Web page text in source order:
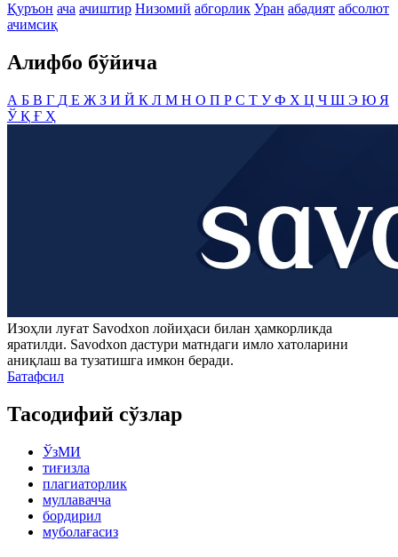
Қуръон ача ачиштир Низомий абгорлик Уран абадият абсолют
ачимсиқ
Алифбо бўйича
А Б В Г Д Е Ж З И Й К Л М Н О П Р С Т УФ Х Ц Ч Ш Э Ю Я
ЎҚ Ғ Ҳ
Изоҳли луғат Savodxon лойиҳаси билан ҳамкорликда
яратилди. Savodxon дастури матндаги имло хатоларини
аниқлаш ва тузатишга имкон беради.
Батафсил
Тасодифий сўзлар
ЎзМИ
тиғизла
плагиаторлик
муллавачча
бордирил
муболағасиз